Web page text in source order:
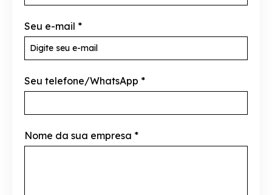
Seu e-mail *
Seu telefone/WhatsApp *
Nome da sua empresa *